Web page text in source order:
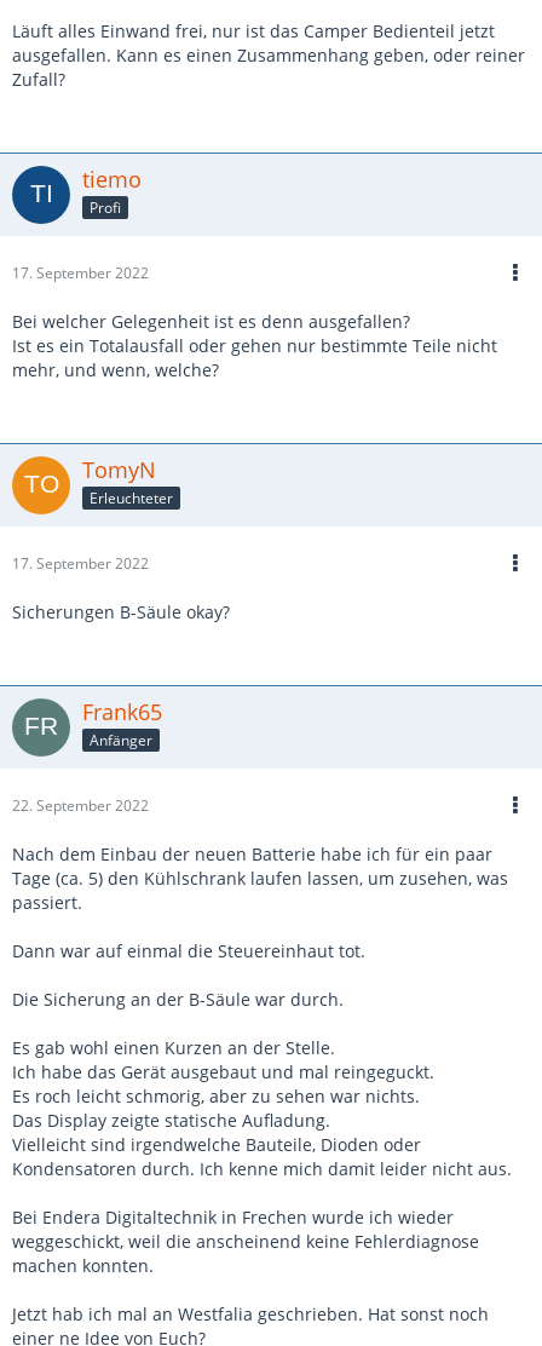
Läuft alles Einwand frei, nur ist das Camper Bedienteil jetzt
ausgefallen. Kann es einen Zusammenhang geben, oder reiner
Zufall?
tiemo
Profi
17. September 2022
Bei welcher Gelegenheit ist es denn ausgefallen?
Ist es ein Totalausfall oder gehen nur bestimmte Teile nicht
mehr, und wenn, welche?
TomyN
Erleuchteter
17. September 2022
Sicherungen B-Säule okay?
Frank65
Anfänger
22. September 2022
Nach dem Einbau der neuen Batterie habe ich für ein paar
Tage (ca. 5) den Kühlschrank laufen lassen, um zusehen, was
passiert.
Dann war auf einmal die Steuereinhaut tot.
Die Sicherung an der B-Säule war durch.
Es gab wohl einen Kurzen an der Stelle.
Ich habe das Gerät ausgebaut und mal reingeguckt.
Es roch leicht schmorig, aber zu sehen war nichts.
Das Display zeigte statische Aufladung.
Vielleicht sind irgendwelche Bauteile, Dioden oder
Kondensatoren durch. Ich kenne mich damit leider nicht aus.
Bei Endera Digitaltechnik in Frechen wurde ich wieder
weggeschickt, weil die anscheinend keine Fehlerdiagnose
machen konnten.
Jetzt hab ich mal an Westfalia geschrieben. Hat sonst noch
einer ne Idee von Euch?